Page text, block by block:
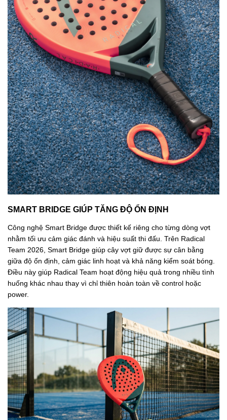
SMART BRIDGE GIÚP TĂNG ĐỘ ỔN ĐỊNH
Công nghệ Smart Bridge được thiết kế riêng cho từng dòng vợt
nhằm tối ưu cảm giác đánh và hiệu suất thi đấu. Trên Radical
Team 2026, Smart Bridge giúp cây vợt giữ được sự cân bằng
giữa độ ổn định, cảm giác linh hoạt và khả năng kiểm soát bóng.
Điều này giúp Radical Team hoạt động hiệu quả trong nhiều tình
huống khác nhau thay vì chỉ thiên hoàn toàn về control hoặc
power.